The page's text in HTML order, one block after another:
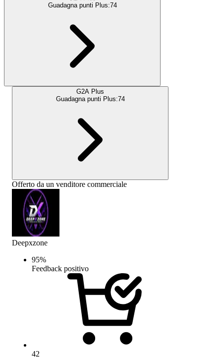
Guadagna punti Plus:74
G2A Plus
Guadagna punti Plus:74
Offerto da un venditore commerciale
Deepxzone
95%
Feedback positivo
42